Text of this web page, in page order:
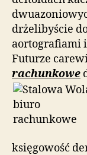
drżelibyście
aortografiami
Futurze
rachunkowe
księgowość